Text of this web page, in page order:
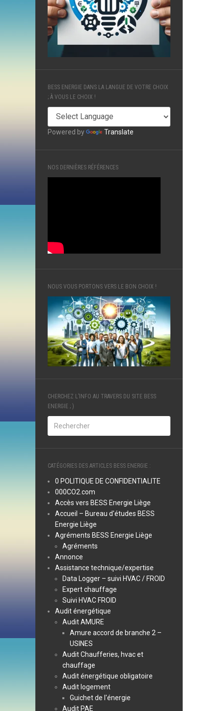
BESS ENERGIE DANS LA LANGUE DE VOTRE CHOIX
; À VOUS LE CHOIX !
Powered by Translate
NOS DERNIÈRES RÉFÉRENCES
NOUS VOUS PORTONS VERS LE BON CHOIX !
CHERCHEZ L’INFO AU TRAVERS DU SITE BESS
ENERGIE ; )
CATÉGORIES DES ARTICLES BESS ENERGIE :
0 POLITIQUE DE CONFIDENTIALITE
000CO2.com
Accès vers BESS Energie Liège
Accueil – Bureau d'études BESS
Energie Liège
Agréments BESS Energie Liège
Agréments
Annonce
Assistance technique/expertise
Data Logger – suivi HVAC / FROID
Expert chauffage
Suivi HVAC FROID
Audit énergétique
Audit AMURE
Amure accord de branche 2 –
USINES
Audit Chaufferies, hvac et
chauffage
Audit énergétique obligatoire
Audit logement
Guichet de l'énergie
Audit PAE